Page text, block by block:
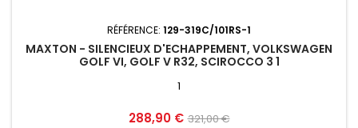
RÉFÉRENCE: 129-319C/101RS-1
MAXTON - SILENCIEUX D'ECHAPPEMENT, VOLKSWAGEN
GOLF VI, GOLF V R32, SCIROCCO 3 1
1
Prix
288,90 € Prix
321,00 €